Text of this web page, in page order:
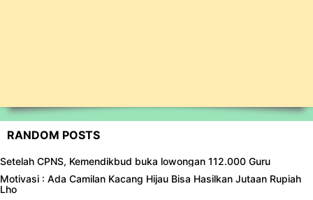
RANDOM POSTS
Setelah CPNS, Kemendikbud buka lowongan 112.000 Guru
Motivasi : Ada Camilan Kacang Hijau Bisa Hasilkan Jutaan Rupiah
Lho